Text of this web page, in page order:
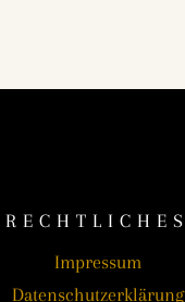
RECHTLICHES
Impressum
Datenschutzerklärung